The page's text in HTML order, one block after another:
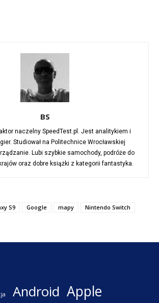
BS
naczelny SpeedTest.pl. Jest analitykiem i
Studiował na Politechnice Wrocławskiej
Lubi szybkie samochody, podróże do
oraz dobre książki z kategorii fantastyka.
S9 Google mapy
Nintendo Switch
Android Apple